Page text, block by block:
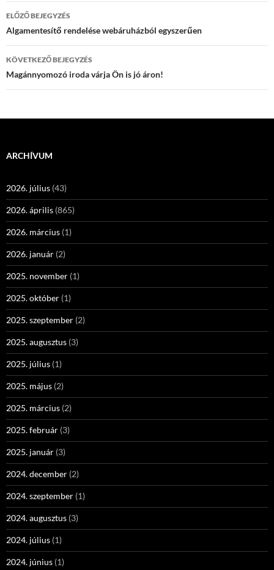
Bejegyzés
navigáció
ELŐZŐ BEJEGYZÉS
Algamentesítő rendelése webáruházból egyszerűen
KÖVETKEZŐ BEJEGYZÉS
Magánnyomozó iroda várja Ön is jó áron!
ARCHÍVUM
2026. július (43)
2026. április (865)
2026. március (1)
2026. január (2)
2025. november (1)
2025. október (1)
2025. szeptember (2)
2025. augusztus (3)
2025. július (1)
2025. május (2)
2025. március (2)
2025. február (3)
2025. január (3)
2024. december (2)
2024. szeptember (1)
2024. augusztus (3)
2024. július (1)
2024. június (1)